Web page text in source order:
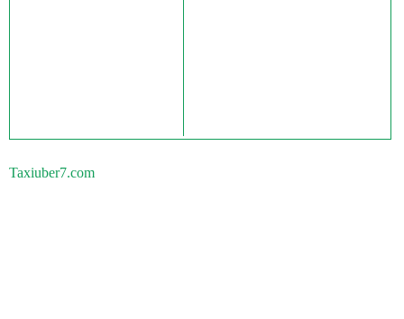
Taxiuber7.com